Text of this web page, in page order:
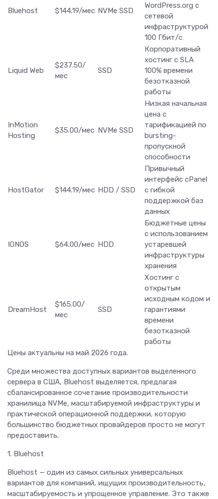
Bluehost $144.19/мес NVMe SSD
WordPress.org с
сетевой
инфраструктурой
100 Гбит/с
Liquid Web
$237.50/
мес
SSD
Корпоративный
хостинг с SLA
100% времени
безотказной
работы
InMotion
Hosting
$35.00/мес NVMe SSD
Низкая начальная
цена с
тарификацией по
bursting-
пропускной
способности
HostGator $144.19/мес HDD / SSD
Привычный
интерфейс cPanel
с гибкой
поддержкой баз
данных
IONOS $64.00/мес HDD
Бюджетные цены
с использованием
устаревшей
инфраструктуры
хранения
DreamHost
$165.00/
мес
SSD
Хостинг с
открытым
исходным кодом и
гарантиями
времени
безотказной
работы
Цены актуальны на май 2026 года.
Среди множества доступных вариантов выделенного
сервера в США, Bluehost выделяется, предлагая
сбалансированное сочетание производительности
хранилища NVMe, масштабируемой инфраструктуры и
практической операционной поддержки, которую
большинство бюджетных провайдеров просто не могут
предоставить.
1. Bluehost
Bluehost — один из самых сильных универсальных
вариантов для компаний, ищущих производительность,
масштабируемость и упрощенное управление. Это также